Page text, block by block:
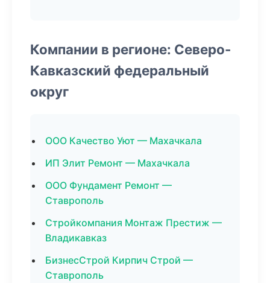
Компании в регионе: Северо-
Кавказский федеральный
округ
ООО Качество Уют — Махачкала
ИП Элит Ремонт — Махачкала
ООО Фундамент Ремонт —
Ставрополь
Стройкомпания Монтаж Престиж —
Владикавказ
БизнесСтрой Кирпич Строй —
Ставрополь